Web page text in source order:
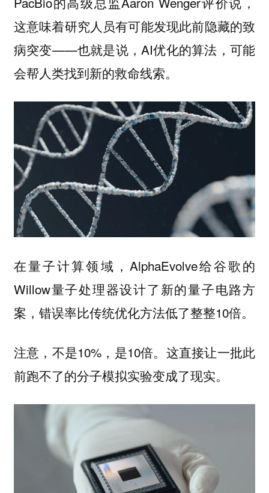
这意味着研究人员有可能发现此前隐藏的致
病突变——也就是说，AI优化的算法，可能
会帮人类找到新的救命线索。
在量子计算领域，AlphaEvolve给谷歌的
Willow量子处理器设计了新的量子电路方
案，错误率比传统优化方法低了整整10倍。
注意，不是10%，是10倍。这直接让一批此
前跑不了的分子模拟实验变成了现实。